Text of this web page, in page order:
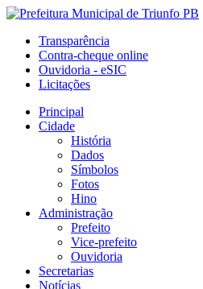
Transparência
Contra-cheque online
Ouvidoria - eSIC
Licitações
Principal
Cidade
História
Dados
Símbolos
Fotos
Hino
Administração
Prefeito
Vice-prefeito
Ouvidoria
Secretarias
Notícias